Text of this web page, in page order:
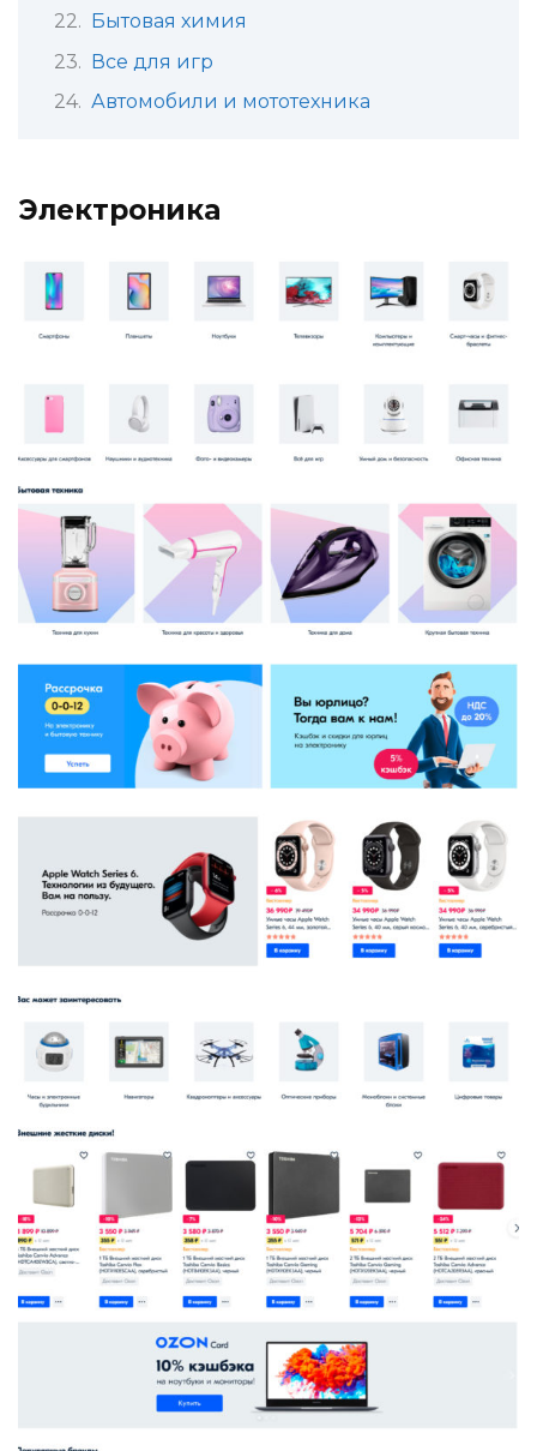
Бытовая химия
Все для игр
Автомобили и мототехника
Электроника